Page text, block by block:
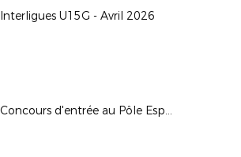
Interligues U15G - Avril 2026
Concours d'entrée au Pôle Espoirs - 2026